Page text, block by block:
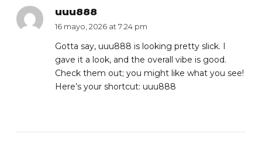
uuu888
16 mayo, 2026 at 7:24 pm
Gotta say, uuu888 is looking pretty slick. I
gave it a look, and the overall vibe is good.
Check them out; you might like what you see!
Here’s your shortcut: uuu888